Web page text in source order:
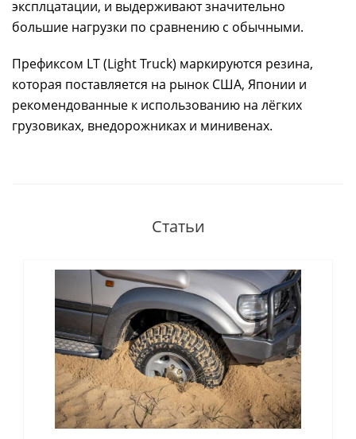
эксплцатации, и выдерживают значительно
большие нагрузки по сравнению с обычными.
Префиксом LT (Light Truck) маркируются резина,
которая поставляется на рынок США, Японии и
рекомендованные к использованию на лёгких
грузовиках, внедорожниках и минивенах.
Статьи